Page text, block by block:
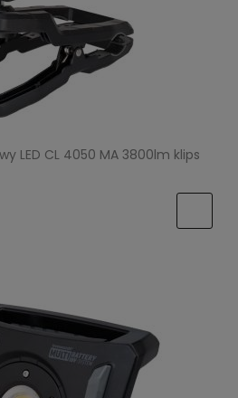
LED CL 4050 MA 3800lm klips